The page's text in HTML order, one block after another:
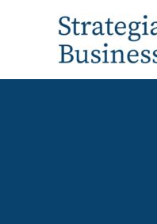
contenuto